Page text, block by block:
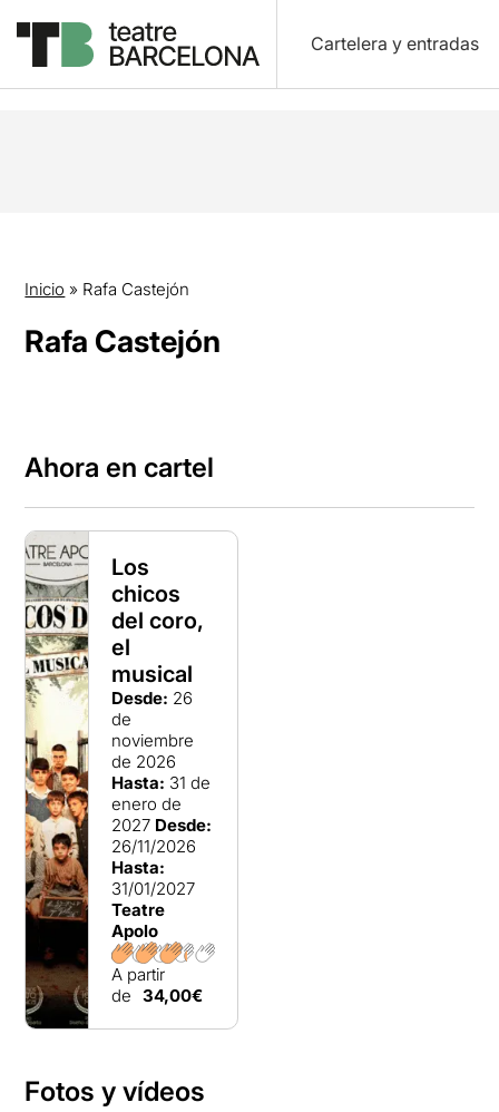
Cartelera y entradas
Inicio » Rafa Castejón
Rafa Castejón
Ahora en cartel
Los
chicos
del coro,
el
musical
Desde: 26
de
noviembre
de 2026
Hasta: 31 de
enero de
2027 Desde:
26/11/2026
Hasta:
31/01/2027
Teatre
Apolo
A partir
de 34,00€
Fotos y vídeos